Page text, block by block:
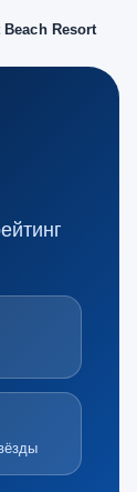
Beach Resort